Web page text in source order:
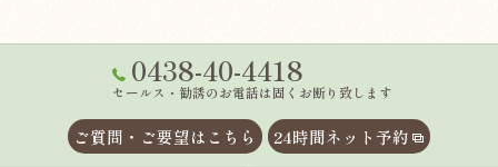
0438-40-4418
セールス・勧誘のお電話は固くお断り致します
ご質問・ご要望はこちら 24時間ネット予約